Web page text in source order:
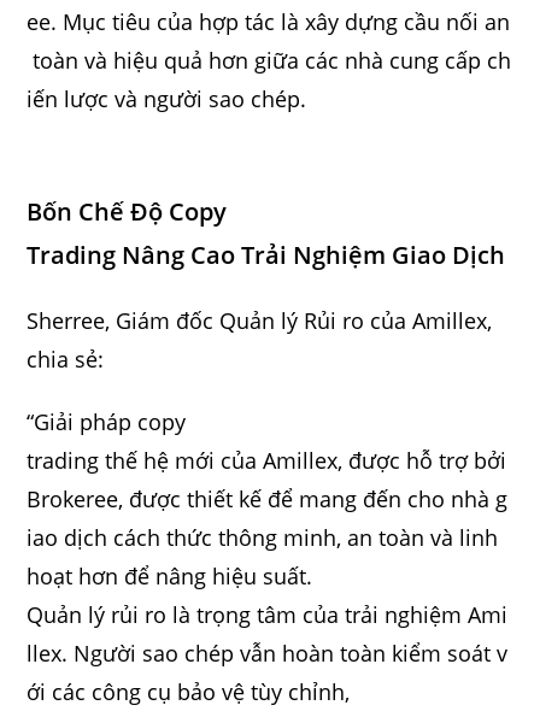
ee. Mục tiêu của hợp tác là xây dựng cầu nối an
toàn và hiệu quả hơn giữa các nhà cung cấp ch
iến lược và người sao chép.
Bốn Chế Độ Copy
Trading Nâng Cao Trải Nghiệm Giao Dịch
Sherree, Giám đốc Quản lý Rủi ro của Amillex,
chia sẻ:
“Giải pháp copy
trading thế hệ mới của Amillex, được hỗ trợ bởi
Brokeree, được thiết kế để mang đến cho nhà g
iao dịch cách thức thông minh, an toàn và linh
hoạt hơn để nâng hiệu suất.
Quản lý rủi ro là trọng tâm của trải nghiệm Ami
llex. Người sao chép vẫn hoàn toàn kiểm soát v
ới các công cụ bảo vệ tùy chỉnh,